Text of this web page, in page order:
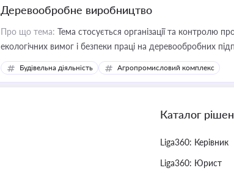
Деревообробне виробництво
Про що тема: Тема стосується організації та контролю
екологічних вимог і безпеки праці на деревообробних
Будівельна діяльність Агропромисловий комплекс
Каталог
Liga360: Керівник
Liga360: Юрист